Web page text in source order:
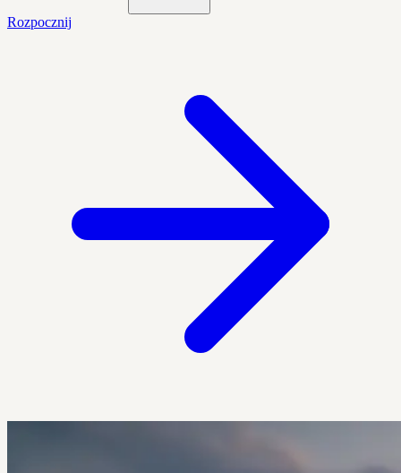
Rozpocznij